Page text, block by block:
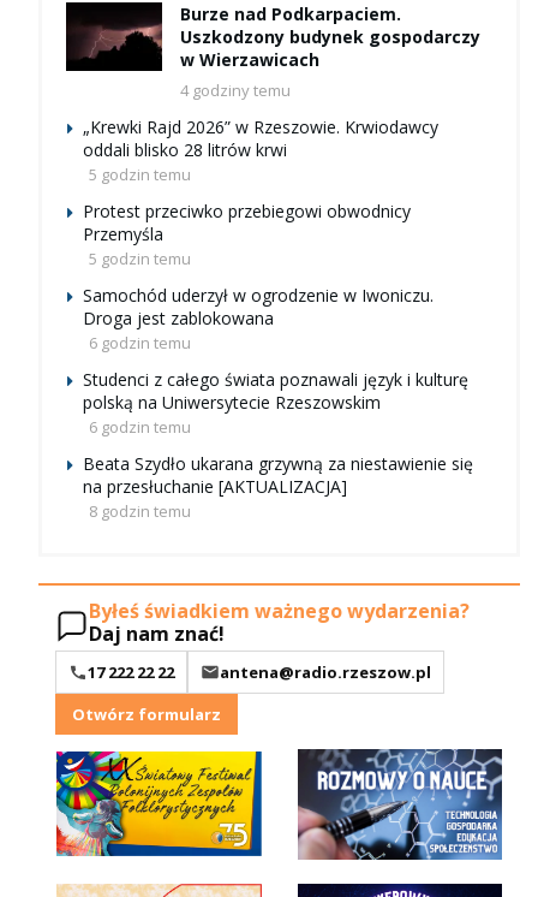
Burze nad Podkarpaciem.
Uszkodzony budynek gospodarczy
w Wierzawicach
4 godziny temu
„Krewki Rajd 2026” w Rzeszowie. Krwiodawcy
oddali blisko 28 litrów krwi
5 godzin temu
Protest przeciwko przebiegowi obwodnicy
Przemyśla
5 godzin temu
Samochód uderzył w ogrodzenie w Iwoniczu.
Droga jest zablokowana
6 godzin temu
Studenci z całego świata poznawali język i kulturę
polską na Uniwersytecie Rzeszowskim
6 godzin temu
Beata Szydło ukarana grzywną za niestawienie się
na przesłuchanie [AKTUALIZACJA]
8 godzin temu
Byłeś świadkiem ważnego wydarzenia?
Daj nam znać!
17 222 22 22
antena@radio.rzeszow.pl
Otwórz formularz